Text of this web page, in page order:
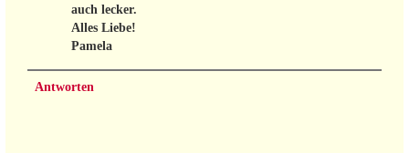
auch lecker.
Alles Liebe!
Pamela
Antworten